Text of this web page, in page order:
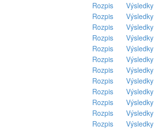
Rozpis
Výsledky
Rozpis
Výsledky
Rozpis
Výsledky
Rozpis
Výsledky
Rozpis
Výsledky
Rozpis
Výsledky
Rozpis
Výsledky
Rozpis
Výsledky
Rozpis
Výsledky
Rozpis
Výsledky
Rozpis
Výsledky
Rozpis
Výsledky